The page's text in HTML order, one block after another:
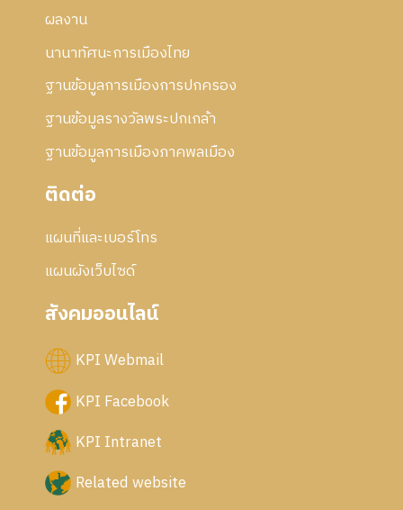
ผลงาน
นานาทัศนะการเมืองไทย
ฐานข้อมูลการเมืองการปกครอง
ฐานข้อมูลรางวัลพระปกเกล้า
ฐานข้อมูลการเมืองภาคพลเมือง
ติดต่อ
แผนที่และเบอร์โทร
แผนผังเว็บไซด์
สังคมออนไลน์
KPI Webmail
KPI Facebook
KPI Intranet
Related website